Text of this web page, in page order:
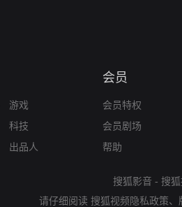
游戏
科技
出品人
会员
会员特权
会员剧场
帮助
搜狐影音 - 搜
请仔细阅读 搜狐视频隐私政策、